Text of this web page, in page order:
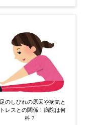
のしびれの原因や病気と
レスとの関係！病院は何
科？